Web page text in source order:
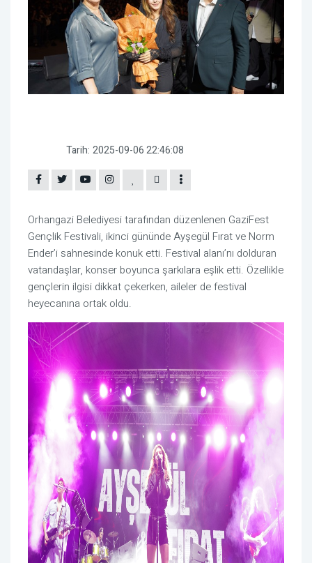
Tarih: 2025-09-06 22:46:08
Orhangazi Belediyesi tarafından düzenlenen GaziFest
Gençlik Festivali, ikinci gününde Ayşegül Fırat ve Norm
Ender’i sahnesinde konuk etti. Festival alanı’nı dolduran
vatandaşlar, konser boyunca şarkılara eşlik etti. Özellikle
gençlerin ilgisi dikkat çekerken, aileler de festival
heyecanına ortak oldu.